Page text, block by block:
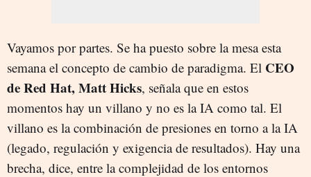
Vayamos por partes. Se ha puesto sobre la mesa esta
semana el concepto de cambio de paradigma. El CEO
de Red Hat, Matt Hicks, señala que en estos
momentos hay un villano y no es la IA como tal. El
villano es la combinación de presiones en torno a la IA
(legado, regulación y exigencia de resultados). Hay una
brecha, dice, entre la complejidad de los entornos